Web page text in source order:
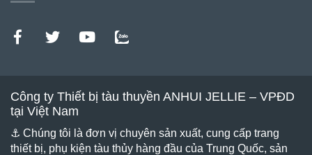
Công ty Thiết bị tàu thuyền ANHUI JELLIE – VPĐD
tại Việt Nam
⚓ Chúng tôi là đơn vị chuyên sản xuất, cung cấp trang
thiết bị, phụ kiện tàu thủy hàng đầu của Trung Quốc, sản